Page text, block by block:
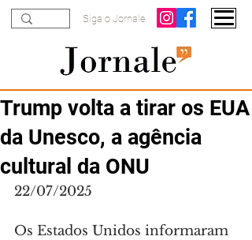
Siga o Jornale
Trump volta a tirar os EUA
da Unesco, a agência
cultural da ONU
22/07/2025
Os Estados Unidos informaram